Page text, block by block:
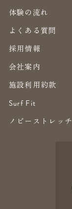
体験の流れ
よくある質問
採用情報
会社案内
施設利用約款
Surf Fit
ノビーストレッチ